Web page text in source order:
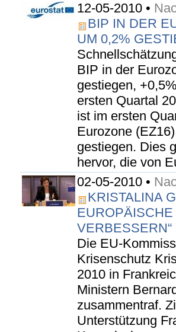
12-05-2010 •
BIP IN DER
UM 0,2%
BIP in der
gestiegen,
ersten Quartal
ist im ersten
Eurozone
gestiegen. Dies
hervor, die von
02-05-2010 •
KRISTALINA
VERBESSERN“
Die EU-
Krisenschutz
2010 in
Ministern
zusammentraf.
Unterstützung